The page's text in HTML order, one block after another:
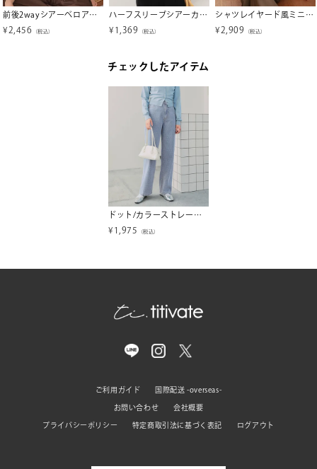
前後2wayシアーベロアタンクトップ
¥ 2,456 （税込）
ハーフスリーブシアーカットソートップス【メール便可／50】
¥ 1,369 （税込）
シャツレイヤード風ミニ裏毛トップス【miette ミエット】
¥ 2,909 （税込）
チェックしたアイテム
ドット/カラーストレートデニムパンツ
¥ 1,975 （税込）
ご利用ガイド 国際配送 -overseas-
お問い合わせ 会社概要
プライバシーポリシー 特定商取引法に基づく表記 ログアウト